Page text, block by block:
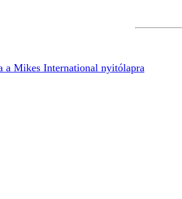
a Mikes International nyitólapra